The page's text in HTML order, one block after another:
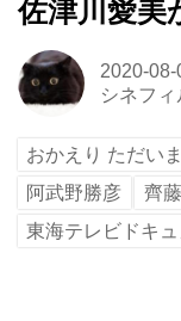
佐津川愛美
2020-08-
シネフ
おかえり ただいま
阿武野勝彦
齊
東海テレビドキ